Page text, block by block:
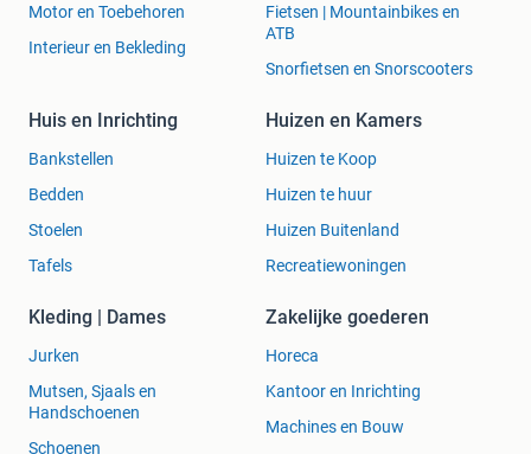
Motor en Toebehoren
Interieur en Bekleding
Fietsen | Mountainbikes en
ATB
Snorfietsen en Snorscooters
Huis en Inrichting
Bankstellen
Bedden
Stoelen
Tafels
Huizen en Kamers
Huizen te Koop
Huizen te huur
Huizen Buitenland
Recreatiewoningen
Kleding | Dames
Jurken
Mutsen, Sjaals en
Handschoenen
Schoenen
Zakelijke goederen
Horeca
Kantoor en Inrichting
Machines en Bouw